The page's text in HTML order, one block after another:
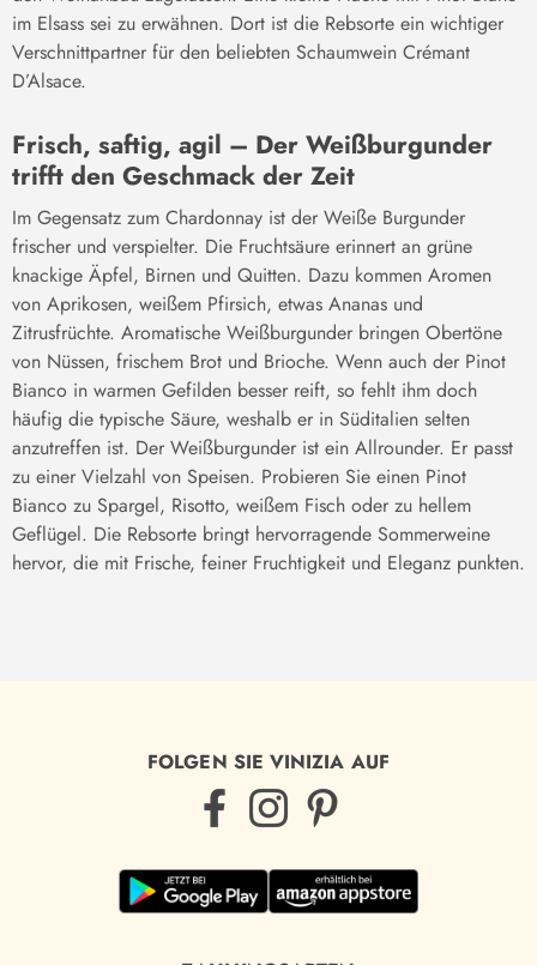
im Elsass sei zu erwähnen. Dort ist die Rebsorte ein wichtiger
Verschnittpartner für den beliebten Schaumwein Crémant
D’Alsace.
Frisch, saftig, agil – Der Weißburgunder
trifft den Geschmack der Zeit
Im Gegensatz zum Chardonnay ist der Weiße Burgunder
frischer und verspielter. Die Fruchtsäure erinnert an grüne
knackige Äpfel, Birnen und Quitten. Dazu kommen Aromen
von Aprikosen, weißem Pfirsich, etwas Ananas und
Zitrusfrüchte. Aromatische Weißburgunder bringen Obertöne
von Nüssen, frischem Brot und Brioche. Wenn auch der Pinot
Bianco in warmen Gefilden besser reift, so fehlt ihm doch
häufig die typische Säure, weshalb er in Süditalien selten
anzutreffen ist. Der Weißburgunder ist ein Allrounder. Er passt
zu einer Vielzahl von Speisen. Probieren Sie einen Pinot
Bianco zu Spargel, Risotto, weißem Fisch oder zu hellem
Geflügel. Die Rebsorte bringt hervorragende Sommerweine
hervor, die mit Frische, feiner Fruchtigkeit und Eleganz punkten.
FOLGEN SIE VINIZIA AUF